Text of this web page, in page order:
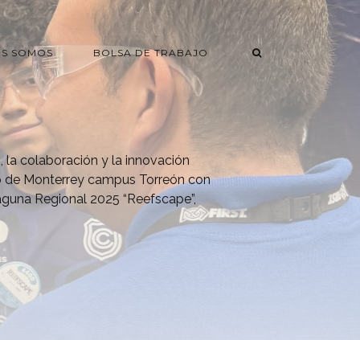
SOMOS BOLSA DE TRABAJO
la colaboración y la innovación
Monterrey campus Torreón con
Regional 2025 “Reefscape”,